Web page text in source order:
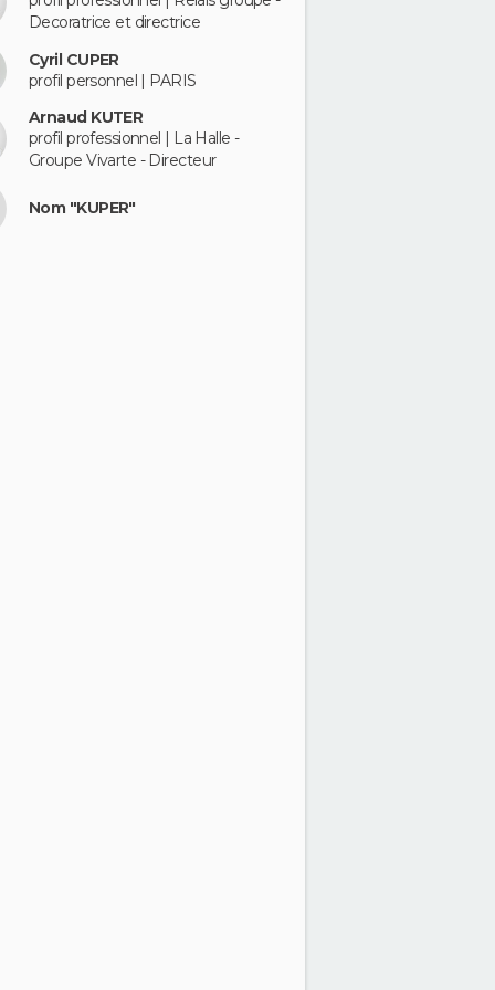
Decoratrice et directrice
Cyril CUPER
profil personnel | PARIS
Arnaud KUTER
profil professionnel | La Halle -
Groupe Vivarte - Directeur
Nom "KUPER"